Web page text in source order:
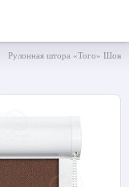
Рулонная штора «Того»